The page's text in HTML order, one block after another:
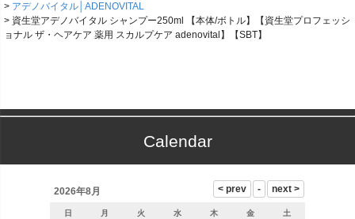
アデノバイタル│ADENOVITAL
資生堂アデノバイタル シャンプー250ml 【本体/ボトル】【資生堂プロフェッシ
ョナル ザ・ヘアケア 薬用 スカルプケア adenovital】【SBT】
Calendar
2026年8月
日 月 火 水 木 金 土